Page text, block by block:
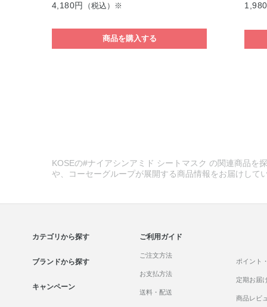
4,180円
（税込）※
商品を購入する
KOSEの#ナイアシンアミド シートマスク の関連商品を
や、コーセーグループが展開する商品情報をお届けしてい
カテゴリから探す
ブランドから探す
キャンペーン
ご利用ガイド
ご注文方法
お支払方法
送料・配送
ポイント
定期お届
商品レビ